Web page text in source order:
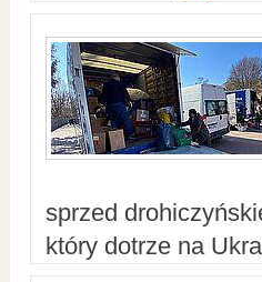
sprzed
który dotrze na